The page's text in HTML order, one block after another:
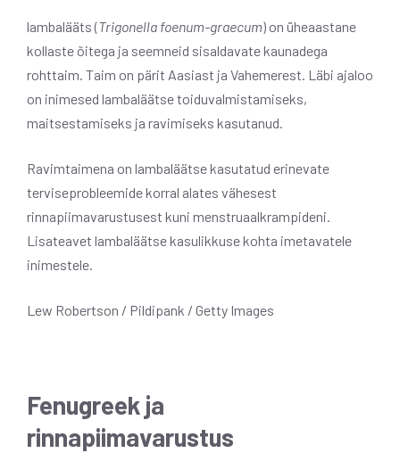
lambalääts (Trigonella foenum-graecum) on üheaastane
kollaste õitega ja seemneid sisaldavate kaunadega
rohttaim. Taim on pärit Aasiast ja Vahemerest. Läbi ajaloo
on inimesed lambaläätse toiduvalmistamiseks,
maitsestamiseks ja ravimiseks kasutanud.
Ravimtaimena on lambaläätse kasutatud erinevate
terviseprobleemide korral alates vähesest
rinnapiimavarustusest kuni menstruaalkrampideni.
Lisateavet lambaläätse kasulikkuse kohta imetavatele
inimestele.
Lew Robertson / Pildipank / Getty Images
Fenugreek ja
rinnapiimavarustus